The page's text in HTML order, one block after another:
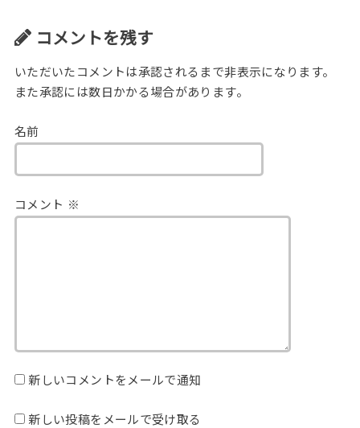
コメントを残す
いただいたコメントは承認されるまで非表示になります。
また承認には数日かかる場合があります。
名前
コメント ※
新しいコメントをメールで通知
新しい投稿をメールで受け取る